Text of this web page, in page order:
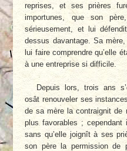
reprises, et ses prières
importunes, que son
sérieusement, et lui
dessus davantage. Sa
lui faire comprendre qu’elle
à une entreprise si difficile.
Depuis lors, trois ans
osât renouveler ses
de sa mère la contraignit de
plus favorables ;
sans qu’elle joignît à ses
son père la permission de